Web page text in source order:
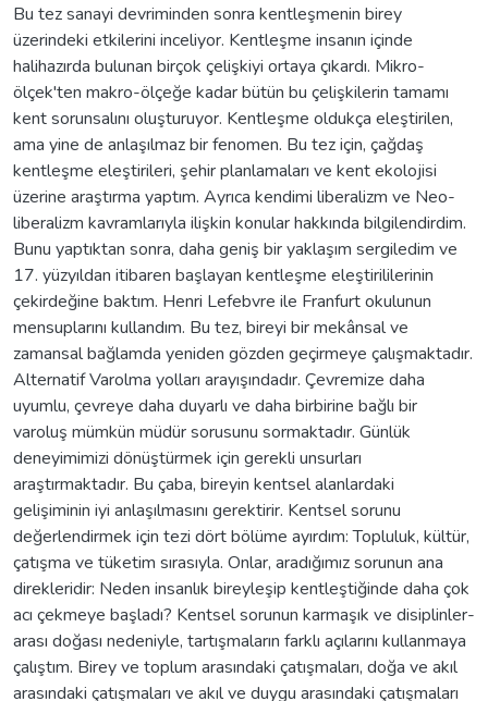
Bu tez sanayi devriminden sonra kentleşmenin birey
üzerindeki etkilerini inceliyor. Kentleşme insanın içinde
halihazırda bulunan birçok çelişkiyi ortaya çıkardı. Mikro-
ölçek'ten makro-ölçeğe kadar bütün bu çelişkilerin tamamı
kent sorunsalını oluşturuyor. Kentleşme oldukça eleştirilen,
ama yine de anlaşılmaz bir fenomen. Bu tez için, çağdaş
kentleşme eleştirileri, şehir planlamaları ve kent ekolojisi
üzerine araştırma yaptım. Ayrıca kendimi liberalizm ve Neo-
liberalizm kavramlarıyla ilişkin konular hakkında bilgilendirdim.
Bunu yaptıktan sonra, daha geniş bir yaklaşım sergiledim ve
17. yüzyıldan itibaren başlayan kentleşme eleştirililerinin
çekirdeğine baktım. Henri Lefebvre ile Franfurt okulunun
mensuplarını kullandım. Bu tez, bireyi bir mekânsal ve
zamansal bağlamda yeniden gözden geçirmeye çalışmaktadır.
Alternatif Varolma yolları arayışındadır. Çevremize daha
uyumlu, çevreye daha duyarlı ve daha birbirine bağlı bir
varoluş mümkün müdür sorusunu sormaktadır. Günlük
deneyimimizi dönüştürmek için gerekli unsurları
araştırmaktadır. Bu çaba, bireyin kentsel alanlardaki
gelişiminin iyi anlaşılmasını gerektirir. Kentsel sorunu
değerlendirmek için tezi dört bölüme ayırdım: Topluluk, kültür,
çatışma ve tüketim sırasıyla. Onlar, aradığımız sorunun ana
direkleridir: Neden insanlık bireyleşip kentleştiğinde daha çok
acı çekmeye başladı? Kentsel sorunun karmaşık ve disiplinler-
arası doğası nedeniyle, tartışmaların farklı açılarını kullanmaya
çalıştım. Birey ve toplum arasındaki çatışmaları, doğa ve akıl
arasındaki çatışmaları ve akıl ve duygu arasındaki çatışmaları